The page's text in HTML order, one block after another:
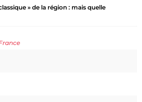
» de la région : mais quelle